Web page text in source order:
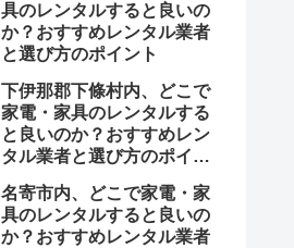
具のレンタルすると良いの
か？おすすめレンタル業者
と選び方のポイント
下伊那郡下條村内、どこで
家電・家具のレンタルする
と良いのか？おすすめレン
タル業者と選び方のポイン
名寄市内、どこで家電・家
具のレンタルすると良いの
か？おすすめレンタル業者